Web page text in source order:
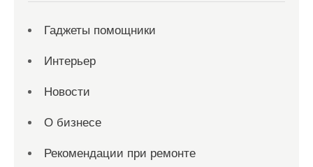
Гаджеты помощники
Интерьер
Новости
О бизнесе
Рекомендации при ремонте